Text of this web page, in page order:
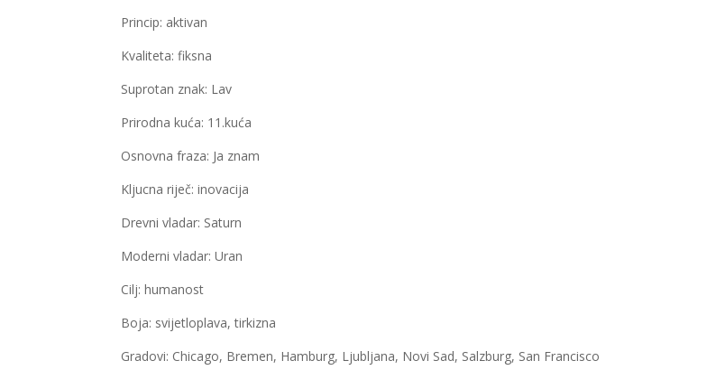
Princip: aktivan
Kvaliteta: fiksna
Suprotan znak: Lav
Prirodna kuća: 11.kuća
Osnovna fraza: Ja znam
Kljucna riječ: inovacija
Drevni vladar: Saturn
Moderni vladar: Uran
Cilj: humanost
Boja: svijetloplava, tirkizna
Gradovi: Chicago, Bremen, Hamburg, Ljubljana, Novi Sad, Salzburg, San Francisco